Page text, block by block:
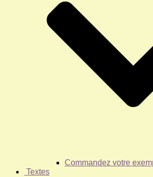
Commandez votre
Textes